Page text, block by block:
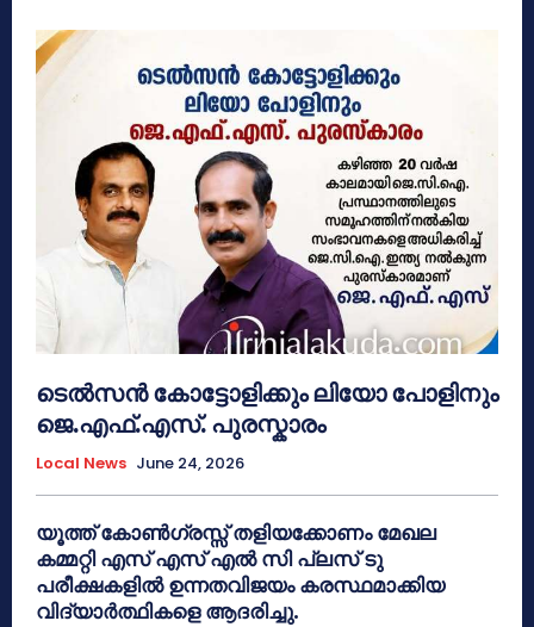
ടെൽസൻ കോട്ടോളിക്കും ലിയോ പോളിനും
ജെ.എഫ്.എസ്. പുരസ്കാരം
Local News June 24, 2026
യൂത്ത് കോൺഗ്രസ്സ് തളിയക്കോണം മേഖല
കമ്മറ്റി എസ് എസ് എൽ സി പ്ലസ് ടു
പരീക്ഷകളിൽ ഉന്നതവിജയം കരസ്ഥമാക്കിയ
വിദ്യാർത്ഥികളെ ആദരിച്ചു.